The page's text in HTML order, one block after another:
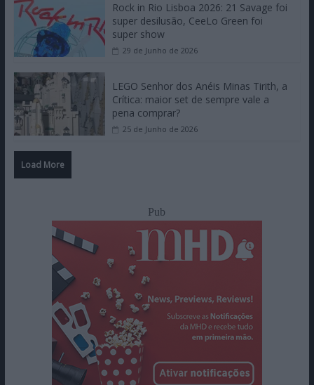
Rock in Rio Lisboa 2026: 21 Savage foi
super desilusão, CeeLo Green foi
super show
29 de Junho de 2026
LEGO Senhor dos Anéis Minas Tirith, a
Crítica: maior set de sempre vale a
pena comprar?
25 de Junho de 2026
Load More
Pub